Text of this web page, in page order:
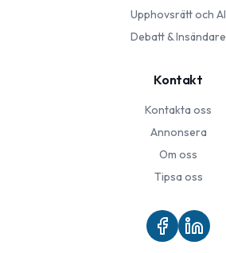
Upphovsrätt och AI
Debatt & Insändare
Kontakt
Kontakta oss
Annonsera
Om oss
Tipsa oss